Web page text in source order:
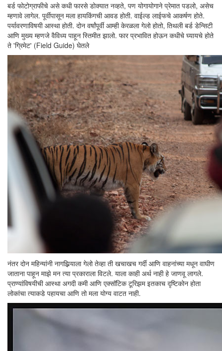
बर्ड फोटोग्राफीचे असे कधी फारसे डोक्यात नव्हते, पण योगायोगाने प्रेमात पडलो, असेच
म्हणावे लागेल. पूर्वीपासून मला हायकिंगची आवड होती. वाईल्ड लाईफचे आकर्षण होते.
पर्यावरणाविषयी आस्था होती. दोन वर्षांपूर्वी आम्ही केरळला गेलो होतो, तिथली बर्ड डेन्सिटी
आणि मुख्य म्हणजे वैविध्य पाहून स्तिमीत झालो. फार प्रभावित होऊन कधीचे घ्यायचे होते
ते 'ग्रिमेट' (Field Guide) घेतले
नंतर दोन महिन्यांनी नागझिर्‍याला गेलो तेव्हा ती खचाखच गर्दी आणि वाहनांच्या मधून वाघीण
जाताना पाहून माझे मन त्या प्रकाराला विटले. याला काही अर्थ नाही हे जाणवू लागले.
प्राण्यांविषयीची आस्था अगदी कमी आणि एक्सॉटिक टूरिझम इतकाच दृष्टिकोन होता
लोकांचा त्याकडे पहायचा आणि तो मला योग्य वाटत नाही.